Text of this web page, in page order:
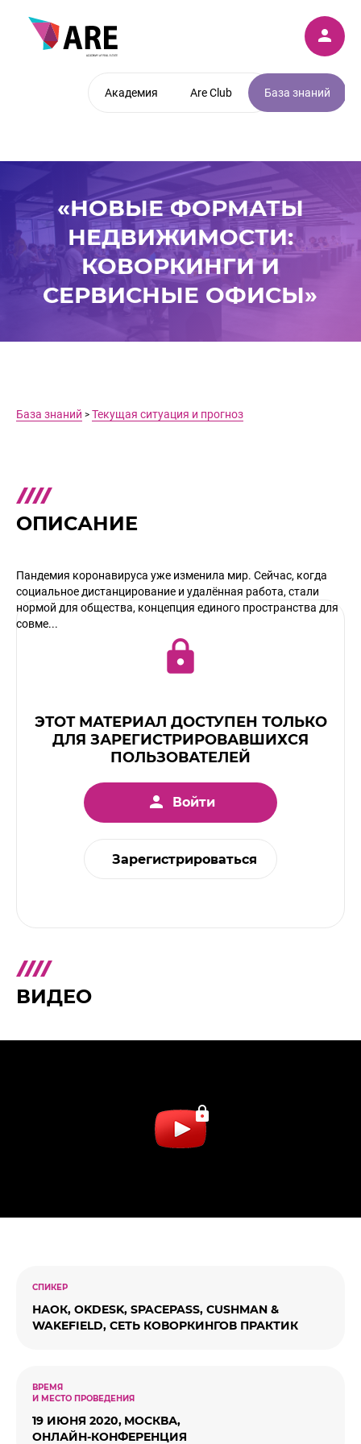
Академия Are Club База знаний
«НОВЫЕ ФОРМАТЫ
НЕДВИЖИМОСТИ:
КОВОРКИНГИ И
СЕРВИСНЫЕ ОФИСЫ»
База знаний > Текущая ситуация и прогноз
ОПИСАНИЕ
Пандемия коронавируса уже изменила мир. Сейчас, когда
социальное дистанцирование и удалённая работа, стали
нормой для общества, концепция единого пространства для
совме...
ЭТОТ МАТЕРИАЛ ДОСТУПЕН ТОЛЬКО
ДЛЯ ЗАРЕГИСТРИРОВАВШИХСЯ
ПОЛЬЗОВАТЕЛЕЙ
Войти
Зарегистрироваться
ВИДЕО
СПИКЕР
НАОК, OKDESK, SPACEPASS, CUSHMAN &
WAKEFIELD, СЕТЬ КОВОРКИНГОВ ПРАКТИК
ВРЕМЯ
И МЕСТО ПРОВЕДЕНИЯ
19 ИЮНЯ 2020, МОСКВА,
ОНЛАЙН-КОНФЕРЕНЦИЯ